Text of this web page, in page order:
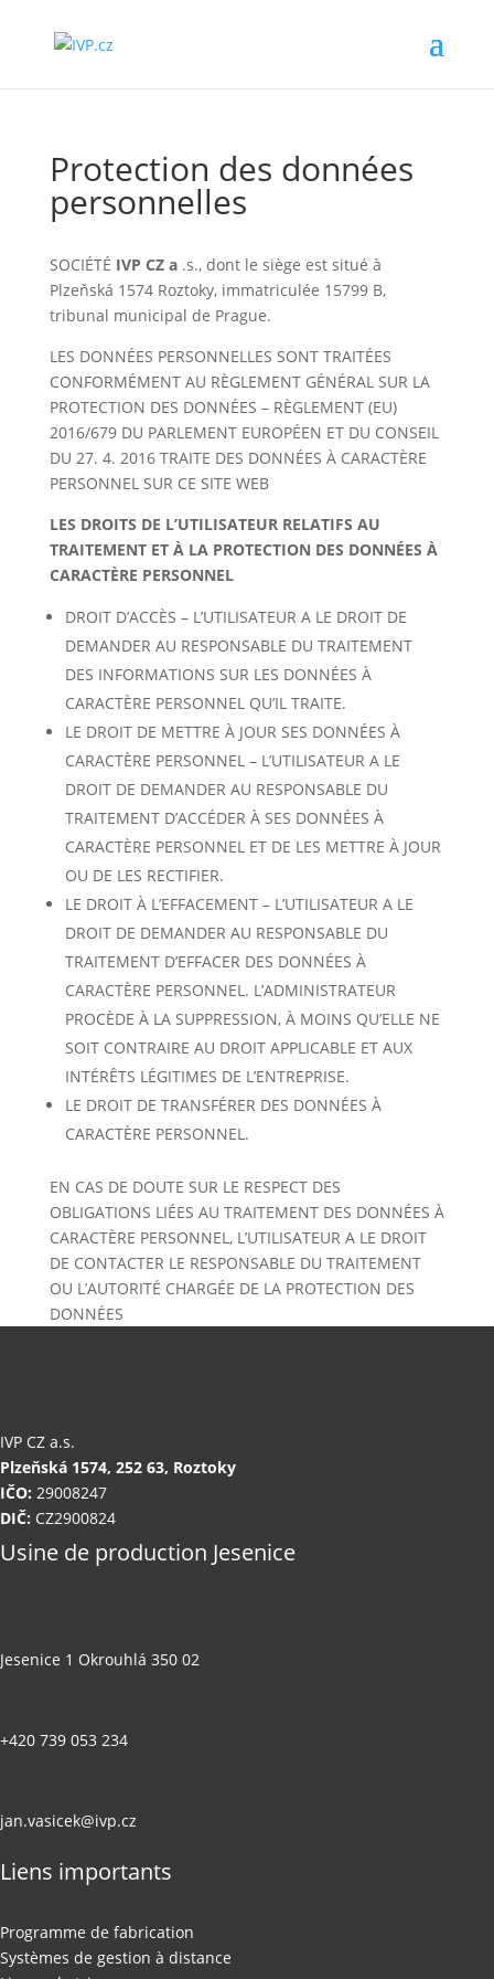
Protection des données
personnelles
SOCIÉTÉ IVP CZ a .s., dont le siège est situé à
Plzeňská 1574 Roztoky, immatriculée 15799 B,
tribunal municipal de Prague.
LES DONNÉES PERSONNELLES SONT TRAITÉES
CONFORMÉMENT AU RÈGLEMENT GÉNÉRAL SUR LA
PROTECTION DES DONNÉES – RÈGLEMENT (EU)
2016/679 DU PARLEMENT EUROPÉEN ET DU CONSEIL
DU 27. 4. 2016 TRAITE DES DONNÉES À CARACTÈRE
PERSONNEL SUR CE SITE WEB
LES DROITS DE L’UTILISATEUR RELATIFS AU
TRAITEMENT ET À LA PROTECTION DES DONNÉES À
CARACTÈRE PERSONNEL
DROIT D’ACCÈS – L’UTILISATEUR A LE DROIT DE
DEMANDER AU RESPONSABLE DU TRAITEMENT
DES INFORMATIONS SUR LES DONNÉES À
CARACTÈRE PERSONNEL QU’IL TRAITE.
LE DROIT DE METTRE À JOUR SES DONNÉES À
CARACTÈRE PERSONNEL – L’UTILISATEUR A LE
DROIT DE DEMANDER AU RESPONSABLE DU
TRAITEMENT D’ACCÉDER À SES DONNÉES À
CARACTÈRE PERSONNEL ET DE LES METTRE À JOUR
OU DE LES RECTIFIER.
LE DROIT À L’EFFACEMENT – L’UTILISATEUR A LE
DROIT DE DEMANDER AU RESPONSABLE DU
TRAITEMENT D’EFFACER DES DONNÉES À
CARACTÈRE PERSONNEL. L’ADMINISTRATEUR
PROCÈDE À LA SUPPRESSION, À MOINS QU’ELLE NE
SOIT CONTRAIRE AU DROIT APPLICABLE ET AUX
INTÉRÊTS LÉGITIMES DE L’ENTREPRISE.
LE DROIT DE TRANSFÉRER DES DONNÉES À
CARACTÈRE PERSONNEL.
EN CAS DE DOUTE SUR LE RESPECT DES
OBLIGATIONS LIÉES AU TRAITEMENT DES DONNÉES À
CARACTÈRE PERSONNEL, L’UTILISATEUR A LE DROIT
DE CONTACTER LE RESPONSABLE DU TRAITEMENT
OU L’AUTORITÉ CHARGÉE DE LA PROTECTION DES
DONNÉES
IVP CZ a.s.
Plzeňská 1574, 252 63, Roztoky
IČO: 29008247
DIČ: CZ2900824
Usine de production Jesenice
Jesenice 1 Okrouhlá 350 02
+420 739 053 234
jan.vasicek@ivp.cz
Liens importants
Programme de fabrication
Systèmes de gestion à distance